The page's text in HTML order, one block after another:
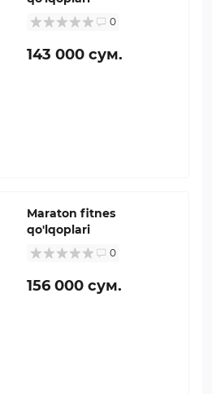
0
143 000 сум.
Maraton fitnes
qo'lqoplari
0
156 000 сум.